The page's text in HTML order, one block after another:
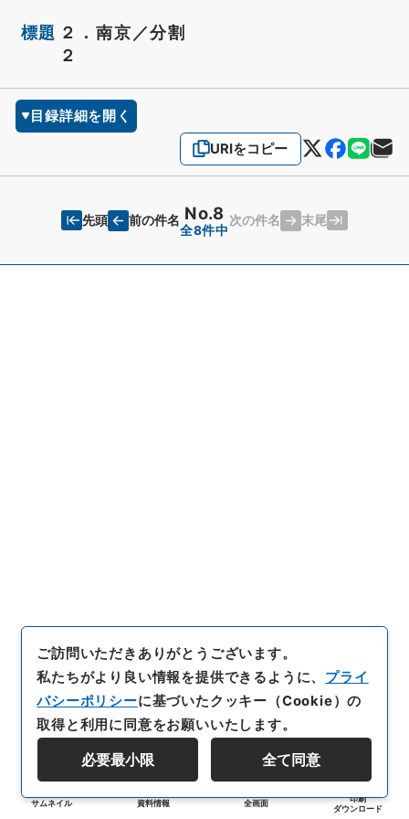
標題 ２．南京／分割
２
目録詳細を開く
URIをコピー
先頭 前の件名 No.8
全8件中
次の件名 末尾
サムネイル 資料情報 全画面
印刷
ダウンロード
ご訪問いただきありがとうございます。
私たちがより良い情報を提供できるように、 プライ
バシーポリシーに基づいたクッキー（Cookie）の
取得と利用に同意をお願いいたします。
必要最小限 全て同意